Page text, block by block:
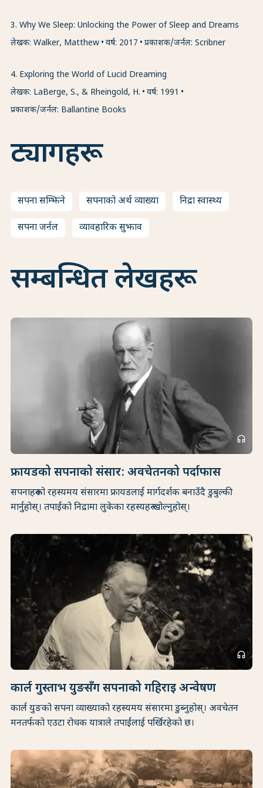
3. Why We Sleep: Unlocking the Power of Sleep and Dreams
लेखक: Walker, Matthew वर्ष: 2017 प्रकाशक/जर्नल: Scribner
4. Exploring the World of Lucid Dreaming
लेखक: LaBerge, S., & Rheingold, H.
वर्ष: 1991
प्रकाशक/जर्नल: Ballantine Books
ट्यागहरू
सपना सम्झिने सपनाको अर्थ व्याख्या निद्रा स्वास्थ्य
सपना जर्नल व्यावहारिक सुझाव
सम्बन्धित लेखहरू
headphones
फ्रायडको सपनाको संसार: अवचेतनको पर्दाफास
सपनाहरूको रहस्यमय संसारमा फ्रायडलाई मार्गदर्शक बनाउँदै डुबुल्की
मार्नुहोस्। तपाईंको निद्रामा लुकेका रहस्यहरू खोल्नुहोस्।
headphones
कार्ल गुस्ताभ युङसँग सपनाको गहिराइ अन्वेषण
कार्ल युङको सपना व्याख्याको रहस्यमय संसारमा डुब्नुहोस्। अवचेतन
मनतर्फको एउटा रोचक यात्राले तपाईंलाई पर्खिरहेको छ।